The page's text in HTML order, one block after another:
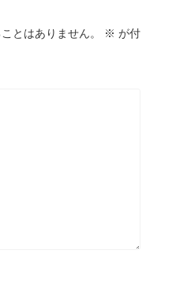
とはありません。 ※ が付